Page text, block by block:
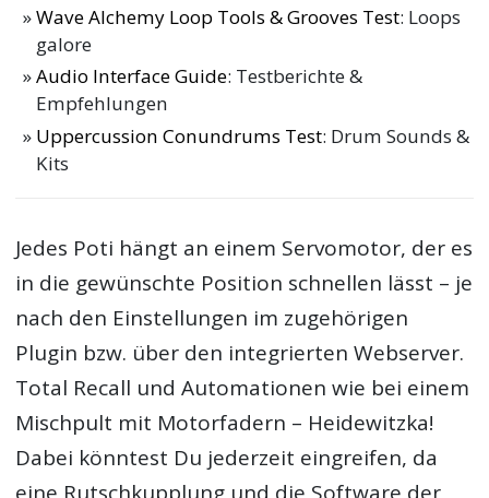
Wave Alchemy Loop Tools & Grooves Test: Loops
galore
Audio Interface Guide: Testberichte &
Empfehlungen
Uppercussion Conundrums Test: Drum Sounds &
Kits
Jedes Poti hängt an einem Servomotor, der es
in die gewünschte Position schnellen lässt – je
nach den Einstellungen im zugehörigen
Plugin bzw. über den integrierten Webserver.
Total Recall und Automationen wie bei einem
Mischpult mit Motorfadern – Heidewitzka!
Dabei könntest Du jederzeit eingreifen, da
eine Rutschkupplung und die Software der